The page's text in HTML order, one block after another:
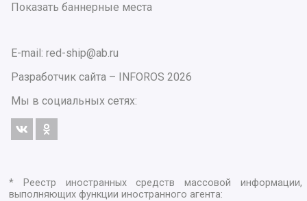
Показать баннерные места
E-mail: red-ship@ab.ru
Разработчик сайта –
INFOROS 2026
Мы в социальных сетях:
* Реестр иностранных средств массовой информации,
выполняющих функции иностранного агента: